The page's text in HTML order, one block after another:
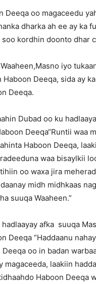
Deeqa oo magaceedu
dharka ah ee ay ka
kordhin doonto dhar
iyo
Deeqa, sida ay
Deeqa.
Dubad oo ku
Deeqa“Runtii waa
Haboon Deeqa,
waa bisaylkii
oo waxa jira
midh midhkaas
suuqa Waaheen.”
afka suuqa
Deeqa “Haddaanu
oo in badan
magaceeda, laakiin
Haboon Deeqa